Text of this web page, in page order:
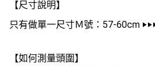
【尺寸說明】
只有做單一尺寸Ｍ號：57-60cm
【如何測量頭圍】